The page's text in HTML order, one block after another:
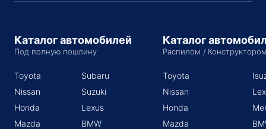
Каталог автомобилей
Под полную пошлину
Toyota
Nissan
Honda
Mazda
Subaru
Suzuki
Lexus
BMW
Каталог
Распилом /
Toyota
Nissan
Honda
Mazda